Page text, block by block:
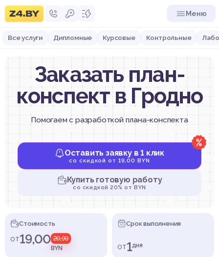
Меню
Все услуги Дипломные Курсовые Контрольные
Заказать план-
конспект в Гродно
Помогаем с разработкой плана-конспекта
Оставить заявку в 1 клик
со скидкой от 19,00 BYN
Купить готовую работу
со скидкой 20% от BYN
Стоимость
от19,00 20,90
BYN
Срок выполнения
от1дня